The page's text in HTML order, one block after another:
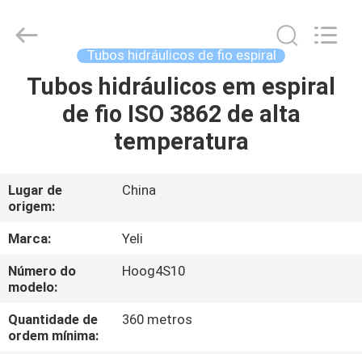
CASA
PRODUTOS
SOBRE
NÓS
EXCURSÃO
DA
FÁBRICA
Reserved.
Tubos hidráulicos de fio espiral
Tubos hidráulicos em espiral
de fio ISO 3862 de alta
temperatura
Lugar de
origem:
China
Marca:
Yeli
Número do
modelo:
Hoog4S10
Quantidade de
ordem mínima:
360 metros